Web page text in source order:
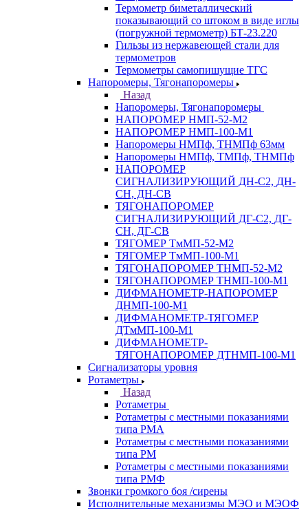
Термометр биметаллический
показывающий со штоком в виде иглы
(погружной термометр) БТ-23.220
Гильзы из нержавеющей стали для
термометров
Термометры самопишущие ТГС
Напоромеры, Тягонапоромеры
Назад
Напоромеры, Тягонапоромеры
НАПОРОМЕР НМП-52-М2
НАПОРОМЕР НМП-100-М1
Напоромеры НМПф, ТНМПф 63мм
Напоромеры НМПф, ТМПф, ТНМПф
НАПОРОМЕР
СИГНАЛИЗИРУЮЩИЙ ДН-С2, ДН-
СН, ДН-СВ
ТЯГОНАПОРОМЕР
СИГНАЛИЗИРУЮЩИЙ ДГ-С2, ДГ-
СН, ДГ-СВ
ТЯГОМЕР ТмМП-52-М2
ТЯГОМЕР ТмМП-100-М1
ТЯГОНАПОРОМЕР ТНМП-52-М2
ТЯГОНАПОРОМЕР ТНМП-100-М1
ДИФМАНОМЕТР-НАПОРОМЕР
ДНМП-100-М1
ДИФМАНОМЕТР-ТЯГОМЕР
ДТмМП-100-М1
ДИФМАНОМЕТР-
ТЯГОНАПОРОМЕР ДТНМП-100-М1
Сигнализаторы уровня
Ротаметры
Назад
Ротаметры
Ротаметры с местными показаниями
типа РМА
Ротаметры с местными показаниями
типа РМ
Ротаметры с местными показаниями
типа РМФ
Звонки громкого боя /сирены
Исполнительные механизмы МЭО и МЭОФ